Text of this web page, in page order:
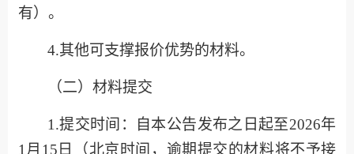
有） 。
4.其他可支撑报价优势的材料。
（二） 材料提交
1.提交时间：自本公告发布之日起至2026年
1 月 15 日（北京时间，逾期提交的材料将不予接